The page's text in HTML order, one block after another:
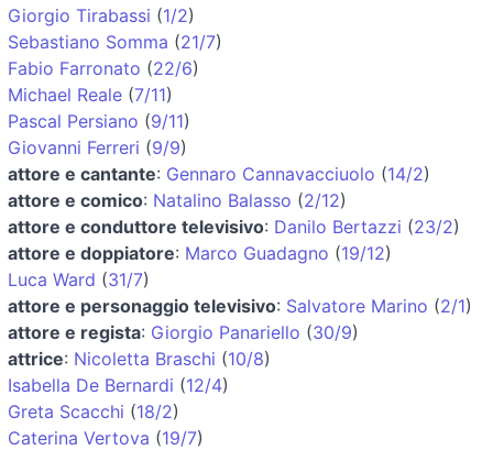
Giorgio Tirabassi (1/2)
Sebastiano Somma (21/7)
Fabio Farronato (22/6)
Michael Reale (7/11)
Pascal Persiano (9/11)
Giovanni Ferreri (9/9)
attore e cantante: Gennaro Cannavacciuolo (14/2)
attore e comico: Natalino Balasso (2/12)
attore e conduttore televisivo: Danilo Bertazzi (23/2)
attore e doppiatore: Marco Guadagno (19/12)
Luca Ward (31/7)
attore e personaggio televisivo: Salvatore Marino (2/1)
attore e regista: Giorgio Panariello (30/9)
attrice: Nicoletta Braschi (10/8)
Isabella De Bernardi (12/4)
Greta Scacchi (18/2)
Caterina Vertova (19/7)